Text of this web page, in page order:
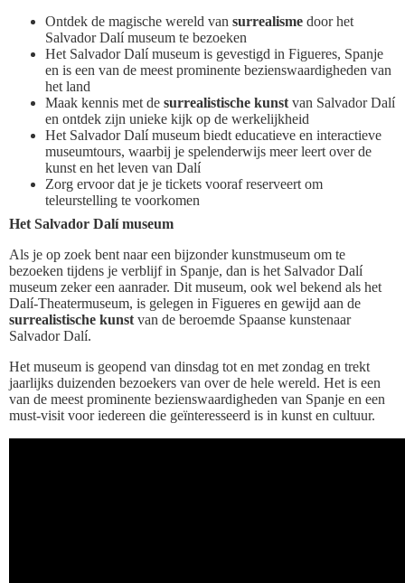
Ontdek de magische wereld van surrealisme door het
Salvador Dalí museum te bezoeken
Het Salvador Dalí museum is gevestigd in Figueres, Spanje
en is een van de meest prominente bezienswaardigheden van
het land
Maak kennis met de surrealistische kunst van Salvador Dalí
en ontdek zijn unieke kijk op de werkelijkheid
Het Salvador Dalí museum biedt educatieve en interactieve
museumtours, waarbij je spelenderwijs meer leert over de
kunst en het leven van Dalí
Zorg ervoor dat je je tickets vooraf reserveert om
teleurstelling te voorkomen
Het Salvador Dalí museum
Als je op zoek bent naar een bijzonder kunstmuseum om te
bezoeken tijdens je verblijf in Spanje, dan is het Salvador Dalí
museum zeker een aanrader. Dit museum, ook wel bekend als het
Dalí-Theatermuseum, is gelegen in Figueres en gewijd aan de
surrealistische kunst van de beroemde Spaanse kunstenaar
Salvador Dalí.
Het museum is geopend van dinsdag tot en met zondag en trekt
jaarlijks duizenden bezoekers van over de hele wereld. Het is een
van de meest prominente bezienswaardigheden van Spanje en een
must-visit voor iedereen die geïnteresseerd is in kunst en cultuur.